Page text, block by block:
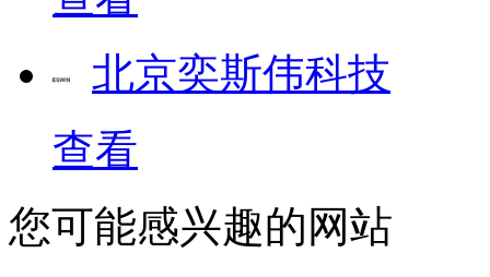
北京奕斯伟科技
查看
您可能感兴趣的网站